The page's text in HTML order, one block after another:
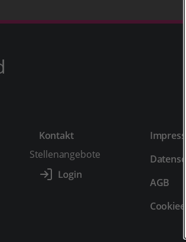
Kontakt
Stellenangebote
AGB